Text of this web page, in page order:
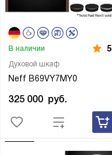
Духовой шкаф
Neff B69VY7MY0
В наличии 5
325 000 руб.